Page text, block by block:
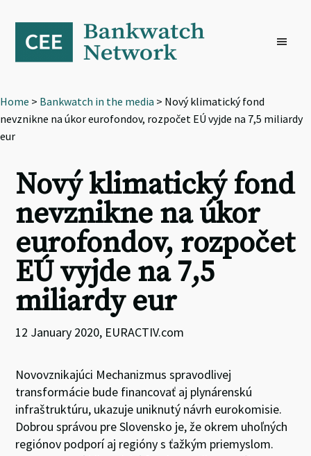
primary
navigation
content
footer
Home > Bankwatch in the media > Nový klimatický fond
nevznikne na úkor eurofondov, rozpočet EÚ vyjde na 7,5 miliardy
eur
Nový klimatický fond
nevznikne na úkor
eurofondov, rozpočet
EÚ vyjde na 7,5
miliardy eur
12 January 2020, EURACTIV.com
Novovznikajúci Mechanizmus spravodlivej
transformácie bude financovať aj plynárenskú
infraštruktúru, ukazuje uniknutý návrh eurokomisie.
Dobrou správou pre Slovensko je, že okrem uhoľných
regiónov podporí aj regióny s ťažkým priemyslom.